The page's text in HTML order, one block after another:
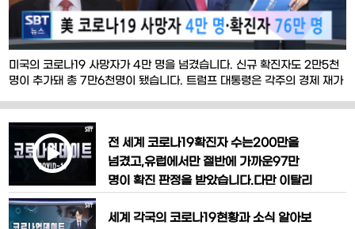
미국의 코로나19 사망자가 4만 명을 넘겼습니다. 신규 확진자도 2만5천
명이 추가돼 총 7만6천명이 됐습니다. 트럼프 대통령은 각주의 경제 재가
그럴 때가 아니라며 반발했습니다. 최대 진원지인 뉴욕에선 입원자와 사
망자 수가 모두 줄고 있는 추세지만 쿠오모 주지사는 이제 겨우 전반전을
지났을 뿐이라며 긴장을 늦출 때가 아니라고 말했
전 세계 코로나19확진자 수는200만을
넘겼고,유럽에서만 절반에 가까운97만
명이 확진 판정을 받았습니다.다만 이탈리
최저치를 기록하는 등 확산세는 점차 진정
세계 각국의 코로나19현황과 소식 알아보